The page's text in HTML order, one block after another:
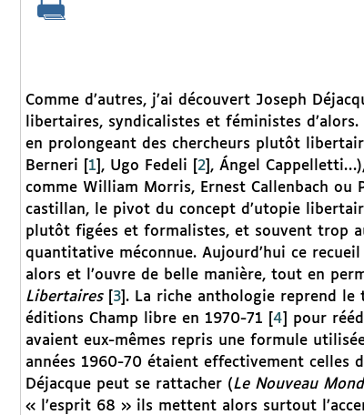
Comme d’autres, j’ai découvert Joseph
libertaires, syndicalistes et féministes
en prolongeant des chercheurs plutôt
Berneri
1 , Ugo Fedeli 2] , Ángel
comme William Morris, Ernest Callenbach
castillan, le pivot du concept d’utopie
plutôt figées et formalistes, et souvent trop
quantitative méconnue. Aujourd’hui ce
alors et l’ouvre de belle manière, tout en
Libertaires[ 3] . La riche anthologie reprend le
éditions Champ libre en 1970-71
4
pour
avaient eux-mêmes repris une formule
années 1960-70 étaient effectivement celles
Déjacque peut se rattacher (Le Nouveau
« l’esprit 68 » ils mettent alors surtout